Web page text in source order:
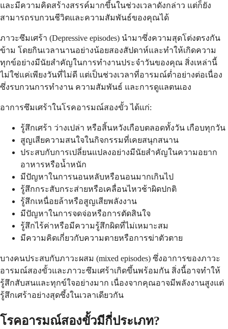
และมีความคิดสร้างสรรค์มากขึ้นในช่วงเวลาดังกล่าว แต่ก็ยัง
สามารถรบกวนชีวิตและความสัมพันธ์ของคุณได้
ภาวะซึมเศร้า (Depressive episodes) นำมาซึ่งความสุดโต่งตรงกัน
ข้าม โดยกินเวลานานอย่างน้อยสองสัปดาห์และทำให้เกิดความ
ทุกข์อย่างมีนัยสำคัญในการทำงานประจำวันของคุณ สิ่งเหล่านี้
ไม่ใช่แค่เพียงวันที่ไม่ดี แต่เป็นช่วงเวลาที่อารมณ์ต่ำอย่างต่อเนื่อง
ซึ่งรบกวนการทำงาน ความสัมพันธ์ และการดูแลตนเอง
อาการซึมเศร้าในโรคอารมณ์สองขั้ว ได้แก่:
รู้สึกเศร้า ว่างเปล่า หรือสิ้นหวังเกือบตลอดทั้งวัน เกือบทุกวัน
สูญเสียความสนใจในกิจกรรมที่เคยสนุกสนาน
ประสบกับการเปลี่ยนแปลงอย่างมีนัยสำคัญในความอยาก
อาหารหรือน้ำหนัก
มีปัญหาในการนอนหลับหรือนอนมากเกินไป
รู้สึกกระสับกระส่ายหรือเคลื่อนไหวช้าผิดปกติ
รู้สึกเหนื่อยล้าหรือสูญเสียพลังงาน
มีปัญหาในการจดจ่อหรือการตัดสินใจ
รู้สึกไร้ค่าหรือมีความรู้สึกผิดที่ไม่เหมาะสม
มีความคิดเกี่ยวกับความตายหรือการฆ่าตัวตาย
บางคนประสบกับภาวะผสม (mixed episodes) ซึ่งอาการของภาวะ
อารมณ์สองขั้วและภาวะซึมเศร้าเกิดขึ้นพร้อมกัน สิ่งนี้อาจทำให้
รู้สึกสับสนและทุกข์ใจอย่างมาก เนื่องจากคุณอาจมีพลังงานสูงแต่
รู้สึกเศร้าอย่างสุดซึ้งในเวลาเดียวกัน
โรคอารมณ์สองขั้วมีกี่ประเภท?